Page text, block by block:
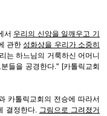
서 우리의 신앙을 일깨우고 기
관한성화상을 우리가 소중히
는 하느님의 거룩하신 어머니
들을 공경한다." [카톨릭교회
카톨릭교회의 전승에 따라서
결정한다. 그림으로 그려졌거